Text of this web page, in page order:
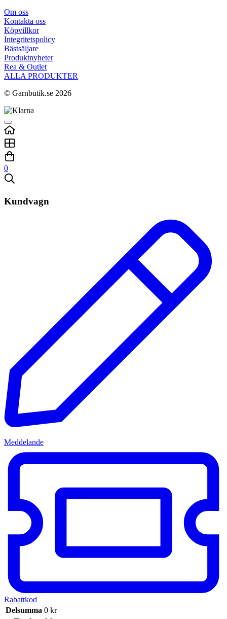
Om oss
Kontakta oss
Köpvillkor
Integritetspolicy
Bästsäljare
Produktnyheter
Rea & Outlet
ALLA PRODUKTER
© Garnbutik.se 2026
0
Kundvagn
Meddelande
Rabattkod
Delsumma 0 kr